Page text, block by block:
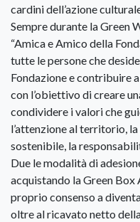
cardini dell’azione
Sempre durante la Green
“Amica e Amico della
tutte le persone che
Fondazione e contribuire
con l’obiettivo di creare
condividere i valori che
l’attenzione al territorio,
sostenibile, la
Due le modalità di
acquistando la Green Box
proprio consenso a
oltre al ricavato netto